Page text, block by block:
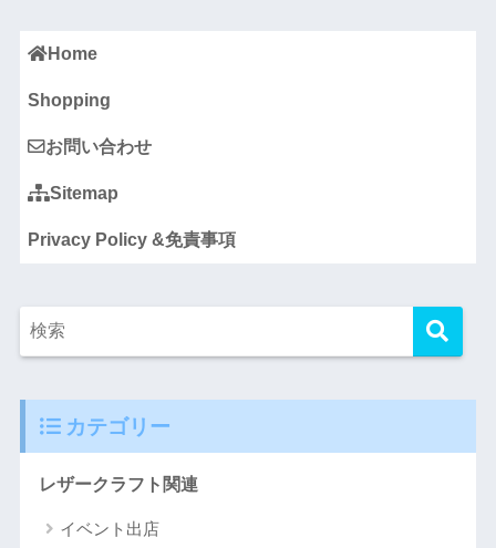
Home
Shopping
お問い合わせ
Sitemap
Privacy Policy &免責事項
カテゴリー
レザークラフト関連
イベント出店